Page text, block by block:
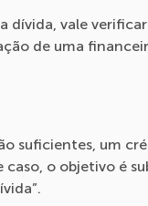
dívida, vale
de uma
suficientes, um
o objetivo é